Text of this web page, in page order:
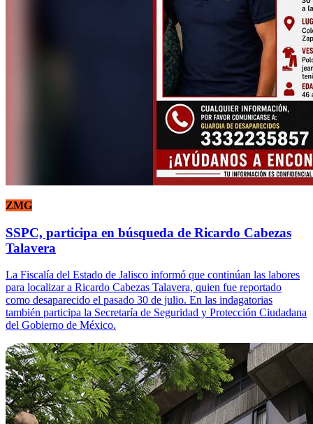
ZMG
SSPC, participa en búsqueda de Ricardo Cabezas
Talavera
La Fiscalía del Estado de Jalisco informó que continúan las labores
para localizar a Ricardo Cabezas Talavera, quien fue reportado
como desaparecido el pasado 30 de julio. En las indagatorias
también participa la Secretaría de Seguridad y Protección Ciudadana
del Gobierno de México.